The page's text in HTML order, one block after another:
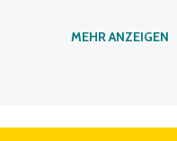
Nachname*
MEHR ANZEIGEN